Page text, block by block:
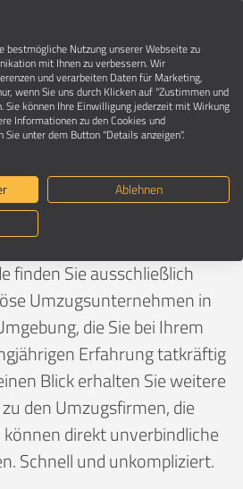
in 89177 Ballendorf
Vertrauenssache
Württemberg>Alb-Donau-Kreis,
>
finden Sie ausschließlich
Umzugsunternehmen in
die Sie bei Ihrem
Erfahrung tatkräftig
Blick erhalten Sie weitere
den Umzugsfirmen, die
direkt unverbindliche
Schnell und unkompliziert.
bestmögliche Nutzung unserer Webseite zu
mit Ihnen zu verbessern. Wir
und verarbeiten Daten für Marketing,
wenn Sie uns durch Klicken auf "Zustimmen und
Sie können Ihre Einwilligung jederzeit mit Wirkung
Informationen zu den Cookies und
unter dem Button "Details anzeigen".
Ablehnen